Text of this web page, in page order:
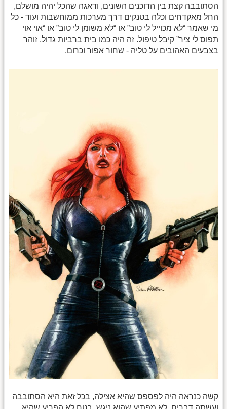
הסתובבה קצת בין הדוכנים השונים, ודאגה שהכל יהיה מושלם,
החל מאקדחים וכלה בטנקים דרך מערכות ממוחשבות ועוד - כל
מי שאמר “לא מכוייל לי טוב” או “לא משומן לי טוב” או “אוי אוי
תפוס לי ציר” קיבל טיפול. זה היה כמו בית ברביות גדול, זוהר
בצבעים האהובים על טליה - שחור אפור וכרום.
קשה כנראה היה לפספס שהיא אצילה, בכל זאת היא הסתובבה